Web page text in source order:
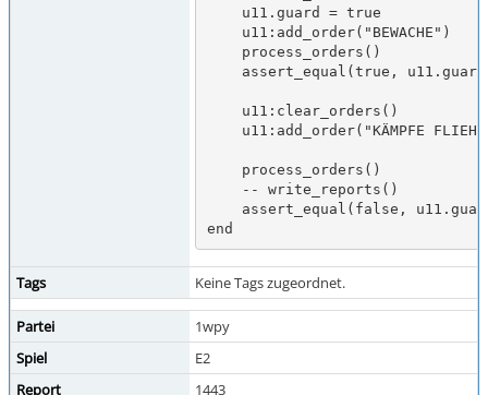
end
Tags Keine Tags zugeordnet.
Partei
1wpy
Spiel
E2
Report
1443